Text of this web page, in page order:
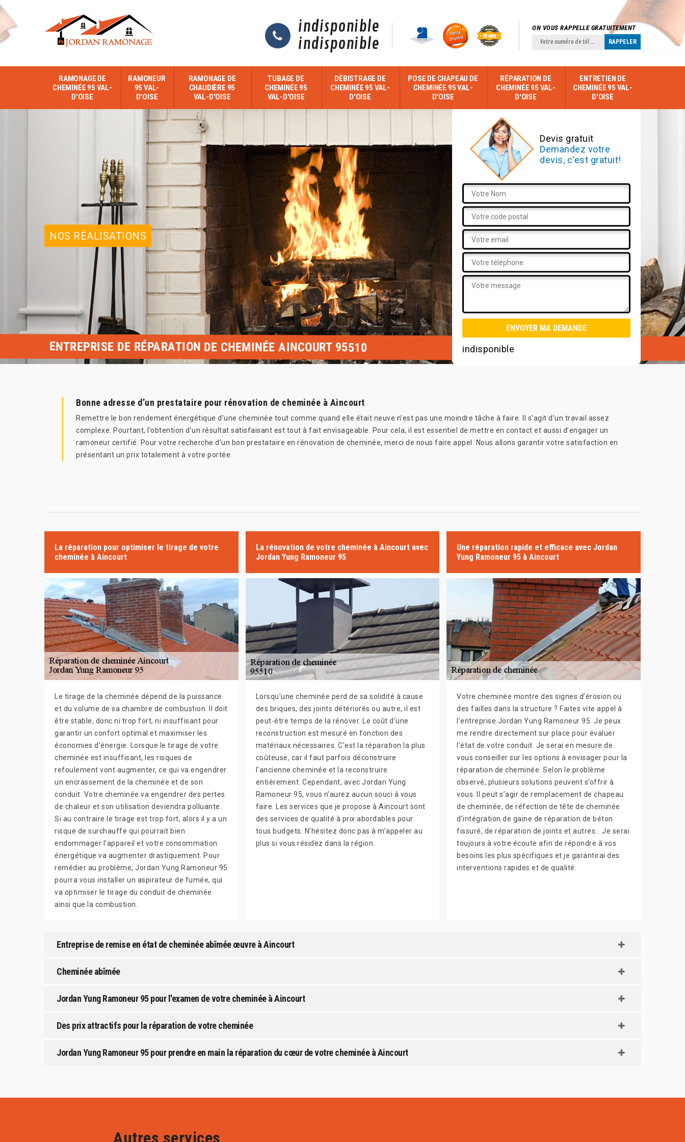
indisponible
indisponible
ON VOUS RAPPELLE GRATUITEMENT
RAMONAGE DE
CHEMINÉE 95 VAL-
D'OISE
RAMONEUR
95 VAL-
D'OISE
RAMONAGE DE
CHAUDIÈRE 95
VAL-D'OISE
TUBAGE DE
CHEMINÉE 95
VAL-D'OISE
DÉBISTRAGE DE
CHEMINÉE 95 VAL-
D'OISE
POSE DE CHAPEAU DE
CHEMINÉE 95 VAL-
D'OISE
RÉPARATION DE
CHEMINÉE 95 VAL-
D'OISE
ENTRETIEN DE
CHEMINÉE 95 VAL-
D'OISE
NOS RÉALISATIONS
Devis gratuit
Demandez votre
devis, c'est gratuit!
indisponible
ENTREPRISE DE RÉPARATION DE CHEMINÉE AINCOURT 95510
Bonne adresse d’un prestataire pour rénovation de cheminée à Aincourt
Remettre le bon rendement énergétique d’une cheminée tout comme quand elle était neuve n’est pas une moindre tâche à faire. Il s’agit d’un travail assez
complexe. Pourtant, l’obtention d’un résultat satisfaisant est tout à fait envisageable. Pour cela, il est essentiel de mettre en contact et aussi d’engager un
ramoneur certifié. Pour votre recherche d’un bon prestataire en rénovation de cheminée, merci de nous faire appel. Nous allons garantir votre satisfaction en
présentant un prix totalement à votre portée.
La réparation pour optimiser le tirage de votre
cheminée à Aincourt
Le tirage de la cheminée dépend de la puissance
et du volume de sa chambre de combustion. Il doit
être stable, donc ni trop fort, ni insuffisant pour
garantir un confort optimal et maximiser les
économies d’énergie. Lorsque le tirage de votre
cheminée est insuffisant, les risques de
refoulement vont augmenter, ce qui va engendrer
un encrassement de la cheminée et de son
conduit. Votre cheminée va engendrer des pertes
de chaleur et son utilisation deviendra polluante.
Si au contraire le tirage est trop fort, alors il y a un
risque de surchauffe qui pourrait bien
endommager l’appareil et votre consommation
énergétique va augmenter drastiquement. Pour
remédier au problème, Jordan Yung Ramoneur 95
pourra vous installer un aspirateur de fumée, qui
va optimiser le tirage du conduit de cheminée
ainsi que la combustion.
La rénovation de votre cheminée à Aincourt avec
Jordan Yung Ramoneur 95
Lorsqu'une cheminée perd de sa solidité à cause
des briques, des joints détériorés ou autre, il est
peut-être temps de la rénover. Le coût d'une
reconstruction est mesuré en fonction des
matériaux nécessaires. C'est la réparation la plus
coûteuse, car il faut parfois déconstruire
l'ancienne cheminée et la reconstruire
entièrement. Cependant, avec Jordan Yung
Ramoneur 95, vous n’aurez aucun souci à vous
faire. Les services que je propose à Aincourt sont
des services de qualité à prix abordables pour
tous budgets. N’hésitez donc pas à m’appeler au
plus si vous résidez dans la région.
Une réparation rapide et efficace avec Jordan
Yung Ramoneur 95 à Aincourt
Votre cheminée montre des signes d’érosion ou
des failles dans la structure ? Faites vite appel à
l’entreprise Jordan Yung Ramoneur 95. Je peux
me rendre directement sur place pour évaluer
l’état de votre conduit. Je serai en mesure de
vous conseiller sur les options à envisager pour la
réparation de cheminée. Selon le problème
observé, plusieurs solutions peuvent s’offrir à
vous. Il peut s’agir de remplacement de chapeau
de cheminée, de réfection de tête de cheminée
d’intégration de gaine de réparation de béton
fissuré, de réparation de joints et autres… Je serai
toujours à votre écoute afin de répondre à vos
besoins les plus spécifiques et je garantirai des
interventions rapides et de qualité.
Entreprise de remise en état de cheminée abîmée œuvre à Aincourt
Cheminée abîmée
Jordan Yung Ramoneur 95 pour l'examen de votre cheminée à Aincourt
Des prix attractifs pour la réparation de votre cheminée
Jordan Yung Ramoneur 95 pour prendre en main la réparation du cœur de votre cheminée à Aincourt
Autres services